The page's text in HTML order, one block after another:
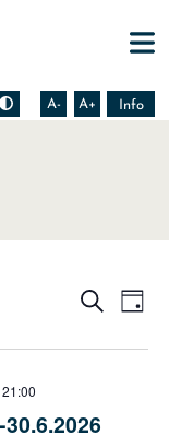
A-
tekstin kokoa
A+
Suurenna tekstin kokoa
Info
Tietoa zoomauksesta
Events
and
Search
Day